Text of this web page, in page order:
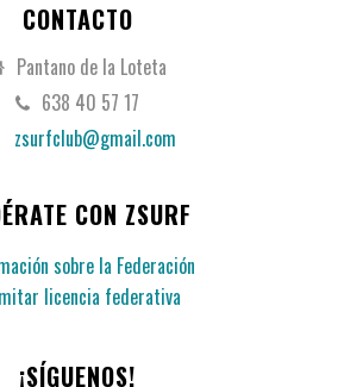
CONTACTO
Pantano de la Loteta
638 40 57 17
zsurfclub@gmail.com
CON ZSURF
sobre la Federación
licencia federativa
¡SÍGUENOS!